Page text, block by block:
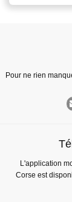
Pour ne rien
L'application
Corse est